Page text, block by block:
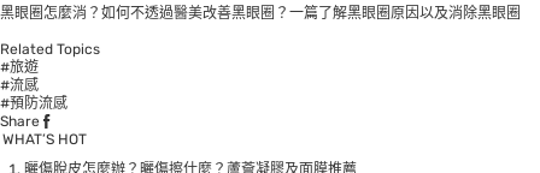
黑眼圈怎麼消？如何不透過醫美改善黑眼圈？一篇了解黑眼圈原因以及消除黑眼圈
Related Topics
#旅遊
#流感
#預防流感
Share
WHAT’S HOT
曬傷脫皮怎麼辦？曬傷擦什麼？蘆薈凝膠及面膜推薦